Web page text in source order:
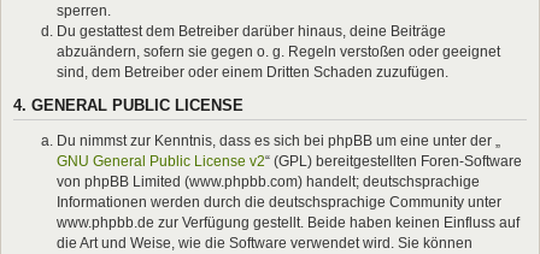
sperren.
Du gestattest dem Betreiber darüber hinaus, deine Beiträge
abzuändern, sofern sie gegen o. g. Regeln verstoßen oder geeignet
sind, dem Betreiber oder einem Dritten Schaden zuzufügen.
4. GENERAL PUBLIC LICENSE
Du nimmst zur Kenntnis, dass es sich bei phpBB um eine unter der „
GNU General Public License v2“ (GPL) bereitgestellten Foren-Software
von phpBB Limited (www.phpbb.com) handelt; deutschsprachige
Informationen werden durch die deutschsprachige Community unter
www.phpbb.de zur Verfügung gestellt. Beide haben keinen Einfluss auf
die Art und Weise, wie die Software verwendet wird. Sie können